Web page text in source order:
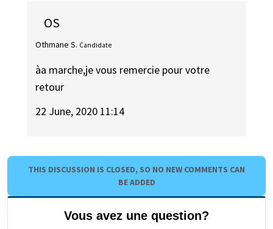
OS
Othmane S. Candidate
àa marche,je vous remercie pour votre
retour
22 June, 2020 11:14
THIS DISCUSSION IS CLOSED, SO NO NEW COMMENTS CAN
BE ADDED
Vous avez une question?